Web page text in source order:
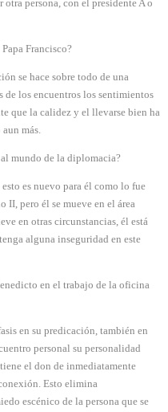
persona, con el presidente A o
Francisco?
se hace sobre todo de una
de los encuentros los sentimientos
que la calidez y el llevarse bien ha
más.
mundo de la diplomacia?
es nuevo para él como lo fue
II, pero él se mueve en el área
en otras circunstancias, él está
alguna inseguridad en este
en el trabajo de la oficina
en su predicación, también en
personal su personalidad
el don de inmediatamente
Esto elimina
escénico de la persona que se